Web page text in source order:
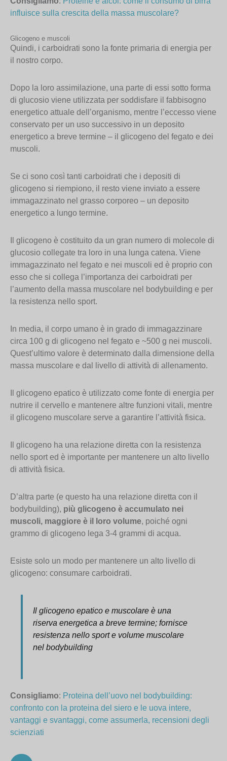
influisce sulla crescita della massa muscolare?
Glicogeno e muscoli
Quindi, i carboidrati sono la fonte primaria di energia per
il nostro corpo.
Dopo la loro assimilazione, una parte di essi sotto forma
di glucosio viene utilizzata per soddisfare il fabbisogno
energetico attuale dell’organismo, mentre l’eccesso viene
conservato per un uso successivo in un deposito
energetico a breve termine – il glicogeno del fegato e dei
muscoli.
Se ci sono così tanti carboidrati che i depositi di
glicogeno si riempiono, il resto viene inviato a essere
immagazzinato nel grasso corporeo – un deposito
energetico a lungo termine.
Il glicogeno è costituito da un gran numero di molecole di
glucosio collegate tra loro in una lunga catena. Viene
immagazzinato nel fegato e nei muscoli ed è proprio con
esso che si collega l’importanza dei carboidrati per
l’aumento della massa muscolare nel bodybuilding e per
la resistenza nello sport.
In media, il corpo umano è in grado di immagazzinare
circa 100 g di glicogeno nel fegato e ~500 g nei muscoli.
Quest’ultimo valore è determinato dalla dimensione della
massa muscolare e dal livello di attività di allenamento.
Il glicogeno epatico è utilizzato come fonte di energia per
nutrire il cervello e mantenere altre funzioni vitali, mentre
il glicogeno muscolare serve a garantire l’attività fisica.
Il glicogeno ha una relazione diretta con la resistenza
nello sport ed è importante per mantenere un alto livello
di attività fisica.
D’altra parte (e questo ha una relazione diretta con il
bodybuilding), più glicogeno è accumulato nei
muscoli, maggiore è il loro volume, poiché ogni
grammo di glicogeno lega 3-4 grammi di acqua.
Esiste solo un modo per mantenere un alto livello di
glicogeno: consumare carboidrati.
Il glicogeno epatico e muscolare è una
riserva energetica a breve termine; fornisce
resistenza nello sport e volume muscolare
nel bodybuilding
Consigliamo: Proteina dell’uovo nel bodybuilding:
confronto con la proteina del siero e le uova intere,
vantaggi e svantaggi, come assumerla, recensioni degli
scienziati